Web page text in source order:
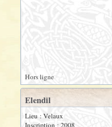
Hors ligne
Elendil
Lieu : Velaux
Inscription : 2008